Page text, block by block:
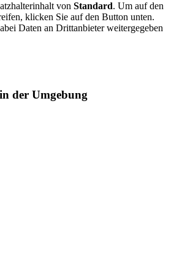
von Standard. Um auf den
klicken Sie auf den Button unten.
Daten an Drittanbieter weitergegeben
der Umgebung